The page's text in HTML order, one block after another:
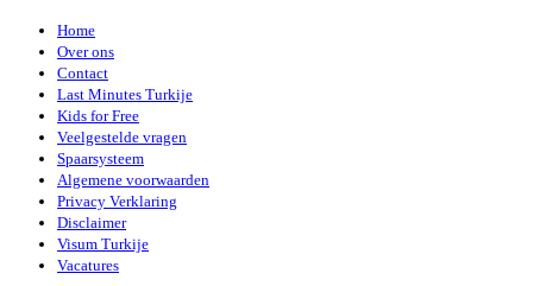
Home
Over ons
Contact
Last Minutes Turkije
Kids for Free
Veelgestelde vragen
Spaarsysteem
Algemene voorwaarden
Privacy Verklaring
Disclaimer
Visum Turkije
Vacatures